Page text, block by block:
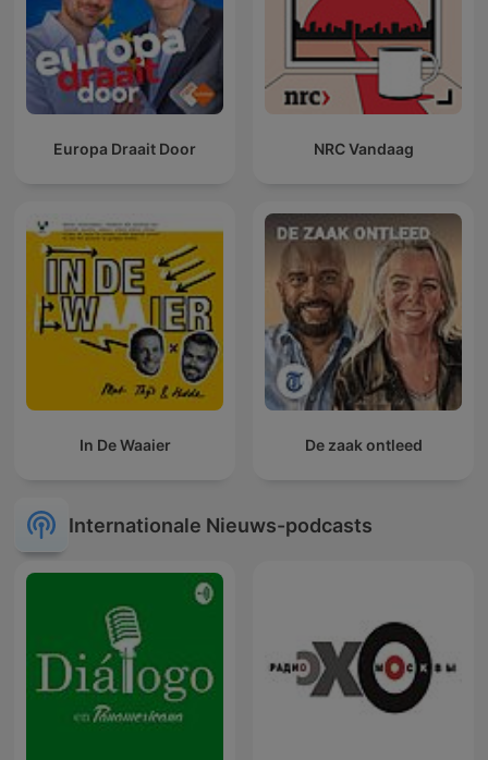
Europa Draait Door NRC Vandaag
In De Waaier De zaak ontleed
Internationale Nieuws-podcasts